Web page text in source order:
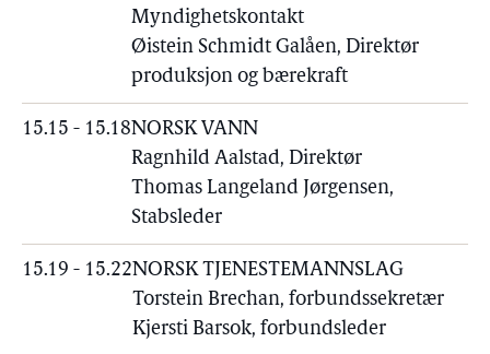
Myndighetskontakt
Øistein Schmidt Galåen, Direktør
produksjon og bærekraft
15.15 - 15.18NORSK VANN
Ragnhild Aalstad, Direktør
Thomas Langeland Jørgensen,
Stabsleder
15.19 - 15.22NORSK TJENESTEMANNSLAG
Torstein Brechan, forbundssekretær
Kjersti Barsok, forbundsleder